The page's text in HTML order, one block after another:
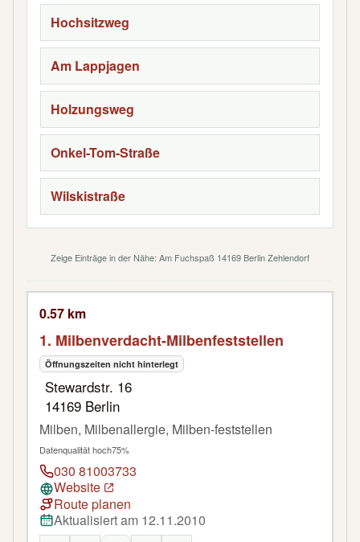
Hochsitzweg
Am Lappjagen
Holzungsweg
Onkel-Tom-Straße
Wilskistraße
Zeige Einträge in der Nähe: Am Fuchspaß 14169 Berlin Zehlendorf
0.57 km
1. Milbenverdacht-Milbenfeststellen
Öffnungszeiten nicht hinterlegt
Stewardstr. 16
14169 Berlin
Milben, Milbenallergie, Milben-feststellen
Datenqualität hoch75%
030 81003733
Website
Route planen
Aktualisiert am 12.11.2010